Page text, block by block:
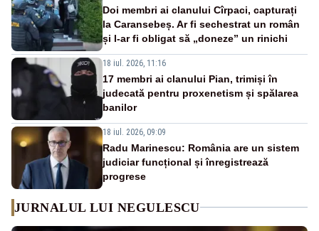
Doi membri ai clanului Cîrpaci, capturați
la Caransebeș. Ar fi sechestrat un român
și l-ar fi obligat să „doneze” un rinichi
18 iul. 2026, 11:16
17 membri ai clanului Pian, trimiși în
judecată pentru proxenetism și spălarea
banilor
18 iul. 2026, 09:09
Radu Marinescu: România are un sistem
judiciar funcțional și înregistrează
progrese
JURNALUL LUI NEGULESCU